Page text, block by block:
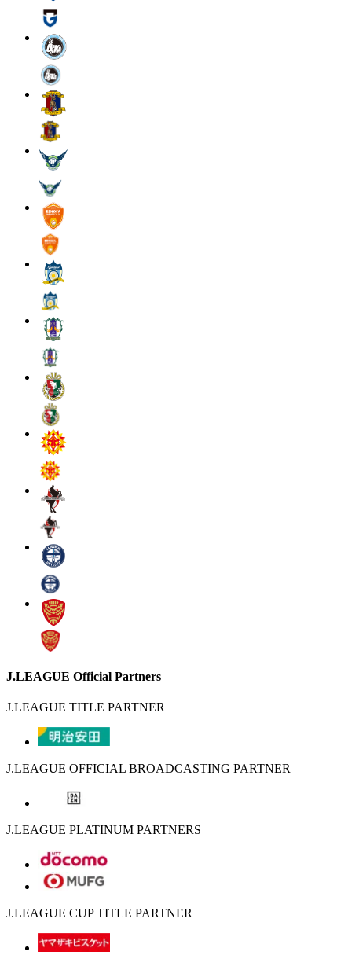
J.LEAGUE Official Partners
J.LEAGUE TITLE PARTNER
J.LEAGUE OFFICIAL BROADCASTING PARTNER
J.LEAGUE PLATINUM PARTNERS
J.LEAGUE CUP TITLE PARTNER